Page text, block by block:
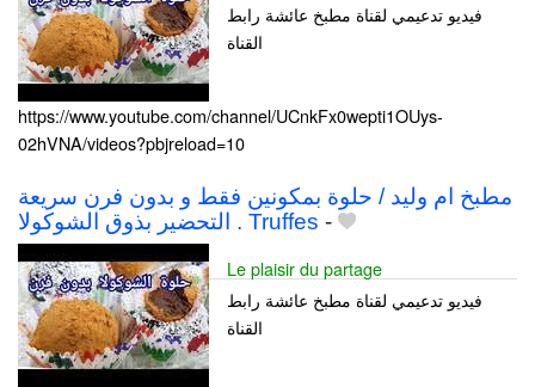
فيديو تدعيمي لقناة مطبخ عائشة رابط
القناة
https://www.youtube.com/channel/UCnkFx0wepti1OUys-
02hVNA/videos?pbjreload=10
مطبخ ام وليد / حلوة بمكونين فقط و بدون فرن سريعة
التحضير بذوق الشوكولا . Truffes -
Le plaisir du partage
فيديو تدعيمي لقناة مطبخ عائشة رابط
القناة